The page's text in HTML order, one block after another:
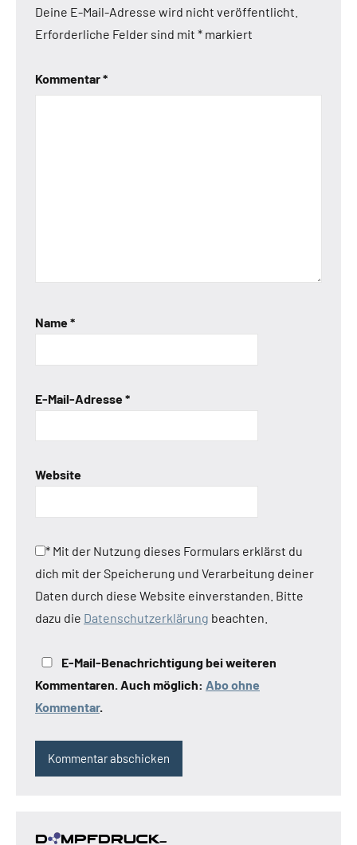
Deine E-Mail-Adresse wird nicht veröffentlicht.
Erforderliche Felder sind mit * markiert
Kommentar*
Name*
E-Mail-Adresse*
Website
* Mit der Nutzung dieses Formulars erklärst du
dich mit der Speicherung und Verarbeitung deiner
Daten durch diese Website einverstanden. Bitte
dazu die Datenschutzerklärung beachten.
E-Mail-Benachrichtigung bei weiteren
Kommentaren. Auch möglich: Abo ohne
Kommentar.